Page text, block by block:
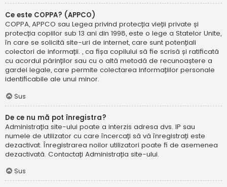
Ce este COPPA? (APPCO)
COPPA, APPCO sau Legea privind protecția vieții private și
protecția copiilor sub 13 ani din 1998, este o lege a Statelor Unite,
în care se solicită site-uri de internet, care sunt potențiali
colectori de informații. , ca fișa copilului să fie scrisă și ratificată
cu acordul părinților sau cu o altă metodă de recunoaștere a
gardei legale, care permite colectarea informațiilor personale
identificabile ale unui minor.
Sus
De ce nu mă pot înregistra?
Administrația site-ului poate a interzis adresa dvs. IP sau
numele de utilizator cu care încercați să vă înregistrați este
dezactivat. Înregistrarea noilor utilizatori poate fi de asemenea
dezactivată. Contactați Administrația site-ului.
Sus